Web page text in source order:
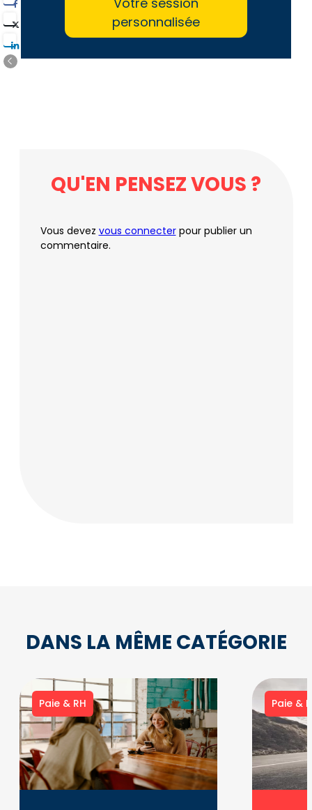
personnalisée
QU'EN PENSEZ VOUS ?
Vous devez vous connecterpour publier un
commentaire.
DANS LA MÊME CATÉGORIE
Paie & RH Paie &